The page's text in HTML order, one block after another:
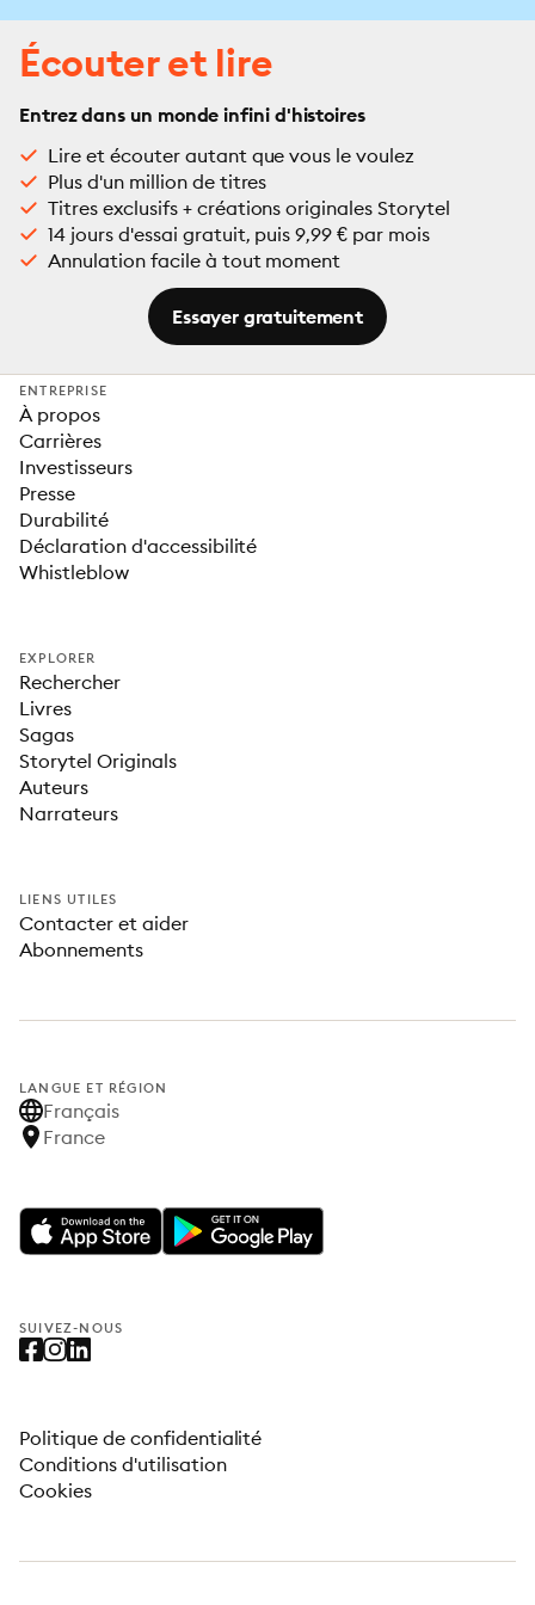
Écouter et lire
Entrez dans un monde infini d'histoires
Lire et écouter autant que vous le voulez
Plus d'un million de titres
Titres exclusifs + créations originales Storytel
14 jours d'essai gratuit, puis 9,99 € par mois
Annulation facile à tout moment
Essayer gratuitement
ENTREPRISE
À propos
Carrières
Investisseurs
Presse
Durabilité
Déclaration d'accessibilité
Whistleblow
EXPLORER
Rechercher
Livres
Sagas
Storytel Originals
Auteurs
Narrateurs
LIENS UTILES
Contacter et aider
Abonnements
LANGUE ET RÉGION
Français
France
SUIVEZ-NOUS
Politique de confidentialité
Conditions d'utilisation
Cookies